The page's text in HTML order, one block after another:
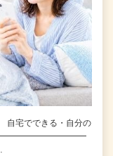
自宅でできる・自分の